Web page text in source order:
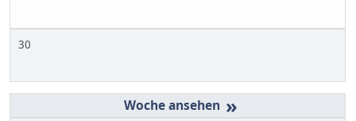
30
»